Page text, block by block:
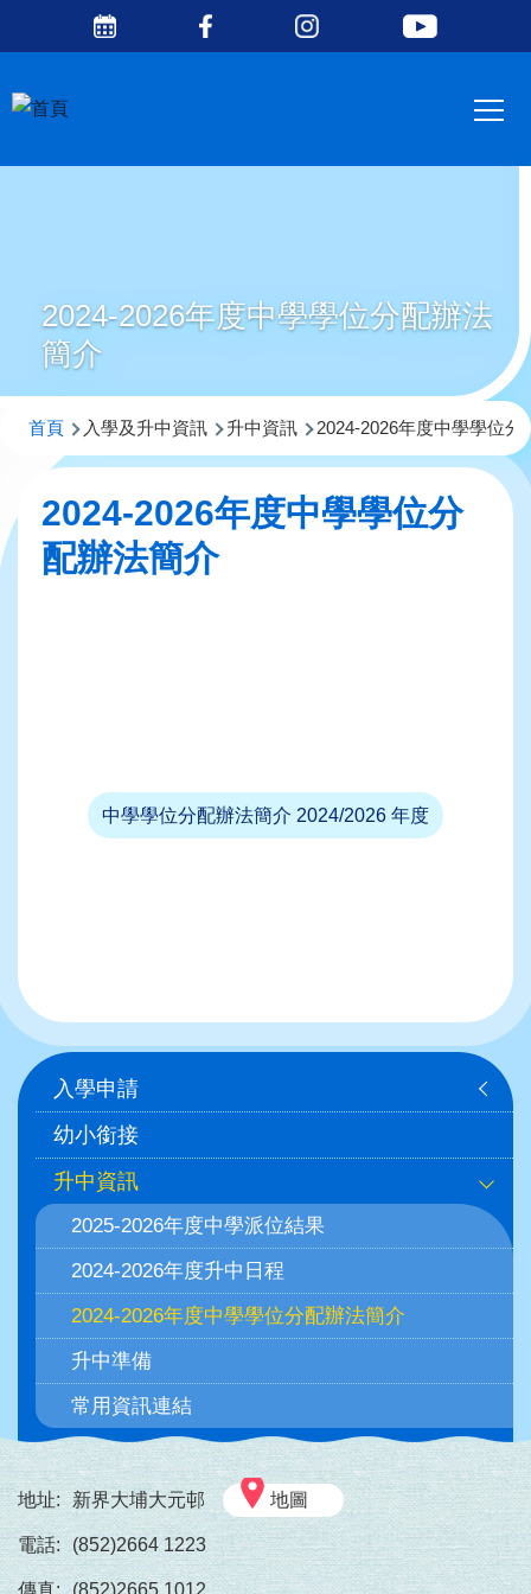
移至主內容
Media
2024-2026年度中學學位分配辦法
簡介
導
連
結
首頁 入學及升中資訊 升中資訊 2024-2026年度中學學位分
2024-2026年度中學學位分
配辦法簡介
中學學位分配辦法簡介 2024/2026 年度
Main
navigation
入學申請
幼小銜接
升中資訊
2025-2026年度中學派位結果
2024-2026年度升中日程
2024-2026年度中學學位分配辦法簡介
升中準備
常用資訊連結
地址: 新界大埔大元邨 地圖
電話: (852)2664 1223
傳真: (852)2665 1012